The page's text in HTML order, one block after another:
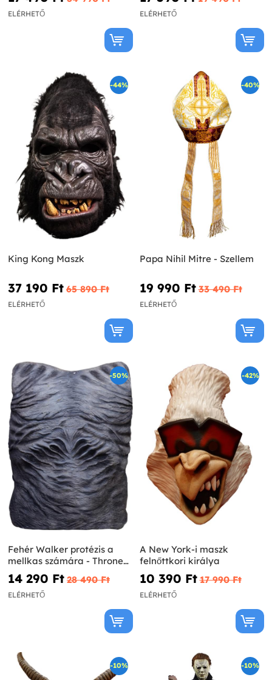
ELÉRHETŐ ELÉRHETŐ
-44%
King Kong Maszk
37 190 Ft‎ 65 890 Ft‎
ELÉRHETŐ
-40%
Papa Nihil Mitre - Szellem
19 990 Ft‎ 33 490 Ft‎
ELÉRHETŐ
-50%
Fehér Walker protézis a
mellkas számára - Thrones
játék
14 290 Ft‎ 28 490 Ft‎
ELÉRHETŐ
-42%
A New York-i maszk
felnőttkori királya
10 390 Ft‎ 17 990 Ft‎
ELÉRHETŐ
-10% -10%